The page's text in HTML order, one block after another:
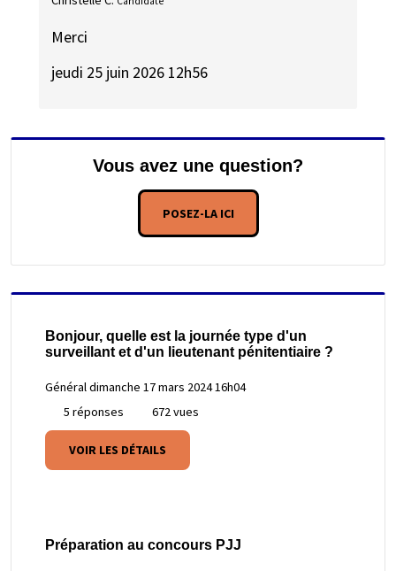
Merci
jeudi 25 juin 2026 12h56
Vous avez une question?
POSEZ-LA ICI
Bonjour, quelle est la journée type d'un
surveillant et d'un lieutenant pénitentiaire ?
Généraldimanche 17 mars 2024 16h04
5 réponses
672 vues
VOIR LES DÉTAILS
Préparation au concours PJJ